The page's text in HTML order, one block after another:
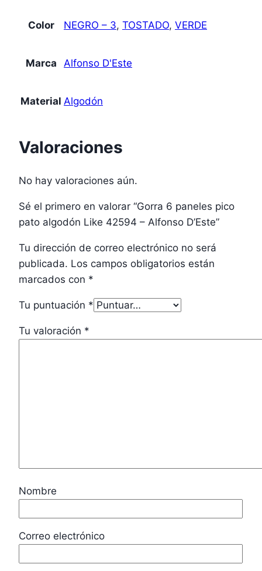
Color NEGRO – 3, TOSTADO, VERDE
Marca Alfonso D'Este
Material Algodón
Valoraciones
No hay valoraciones aún.
Sé el primero en valorar “Gorra 6 paneles pico
pato algodón Like 42594 – Alfonso D’Este”
Tu dirección de correo electrónico no será
publicada. Los campos obligatorios están
marcados con *
Tu puntuación *
Tu valoración *
Nombre
Correo electrónico